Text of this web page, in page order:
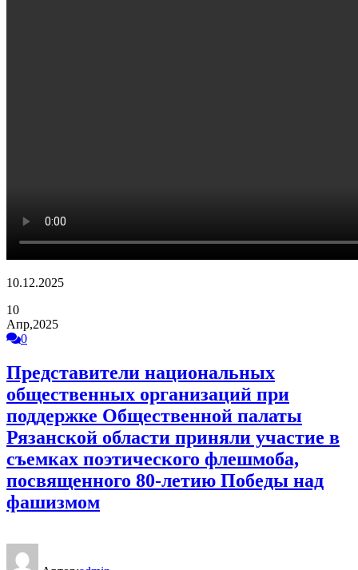
10.12.2025
10
Апр,2025
0
Представители национальных
общественных организаций при
поддержке Общественной палаты
Рязанской области приняли участие в
съемках поэтического флешмоба,
посвященного 80-летию Победы над
фашизмом